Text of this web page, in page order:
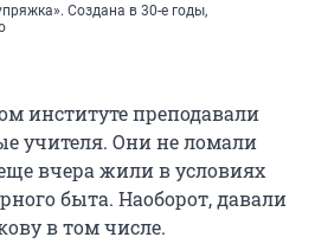
Создана в 30-е годы,
институте преподавали
учителя. Они не ломали
вчера жили в условиях
быта. Наоборот, давали
в том числе.